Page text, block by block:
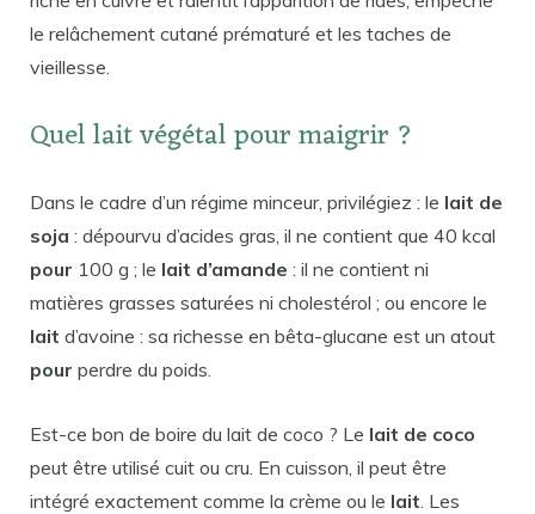
le relâchement cutané prématuré et les taches de
vieillesse.
Quel lait végétal pour maigrir ?
Dans le cadre d’un régime minceur, privilégiez : le lait de
soja : dépourvu d’acides gras, il ne contient que 40 kcal
pour 100 g ; le lait d’amande : il ne contient ni
matières grasses saturées ni cholestérol ; ou encore le
lait d’avoine : sa richesse en bêta-glucane est un atout
pour perdre du poids.
Est-ce bon de boire du lait de coco ? Le lait de coco
peut être utilisé cuit ou cru. En cuisson, il peut être
intégré exactement comme la crème ou le lait . Les